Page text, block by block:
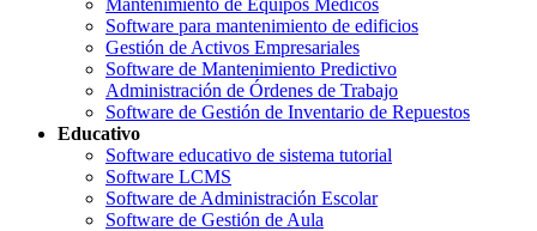
Mantenimiento de Equipos Médicos
Software para mantenimiento de edificios
Gestión de Activos Empresariales
Software de Mantenimiento Predictivo
Administración de Órdenes de Trabajo
Software de Gestión de Inventario de Repuestos
Educativo
Software educativo de sistema tutorial
Software LCMS
Software de Administración Escolar
Software de Gestión de Aula